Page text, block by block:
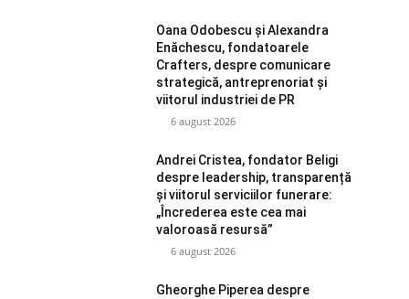
Oana Odobescu și Alexandra
Enăchescu, fondatoarele
Crafters, despre comunicare
strategică, antreprenoriat și
viitorul industriei de PR
6 august 2026
Andrei Cristea, fondator Beligi
despre leadership, transparență
și viitorul serviciilor funerare:
„Încrederea este cea mai
valoroasă resursă”
6 august 2026
Gheorghe Piperea despre